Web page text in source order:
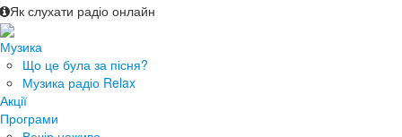
Як слухати радіо онлайн
Музика
Що це була за пісня?
Музика радіо Relax
Акції
Програми